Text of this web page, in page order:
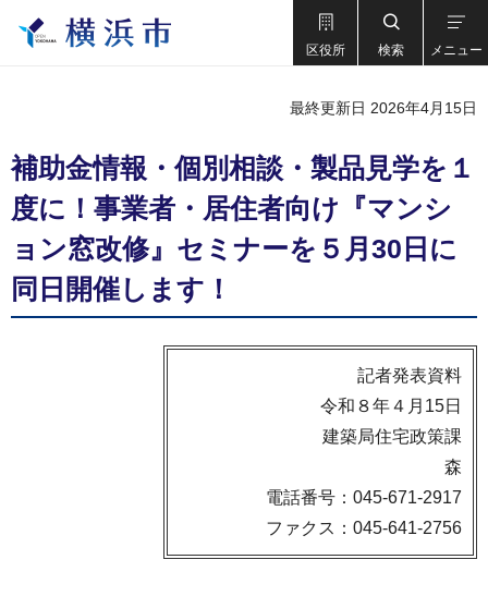
区役所 検索 メニュー
最終更新日 2026年4月15日
補助金情報・個別相談・製品見学を１
度に！事業者・居住者向け『マンシ
ョン窓改修』セミナーを５月30日に
同日開催します！
記者発表資料
令和８年４月15日
建築局住宅政策課
森
電話番号：045-671-2917
ファクス：045-641-2756